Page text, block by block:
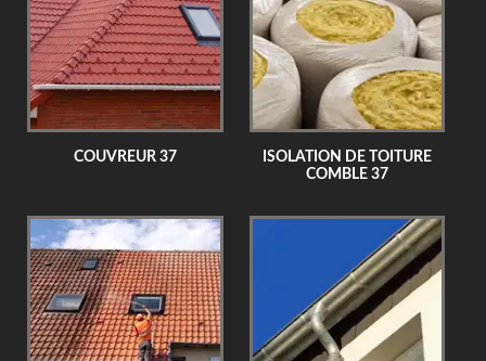
COUVREUR 37
ISOLATION DE TOITURE
COMBLE 37